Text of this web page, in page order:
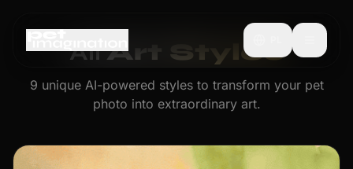
AllArt Styles
9 unique AI-powered styles to transform your pet
photo into extraordinary art.